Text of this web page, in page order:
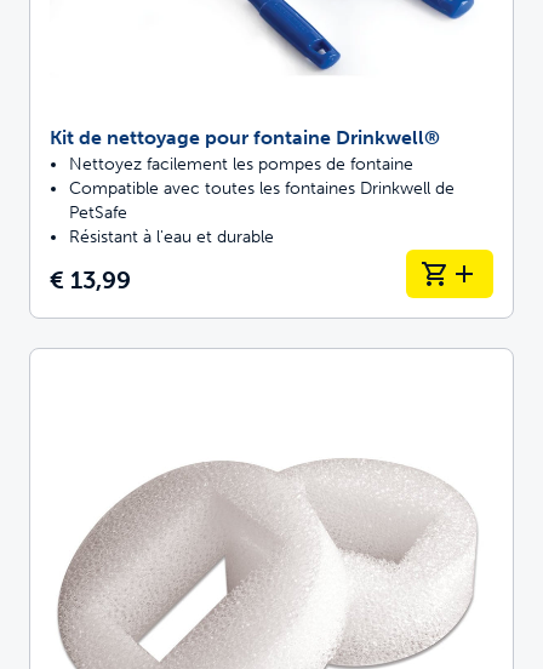
Kit de nettoyage pour fontaine Drinkwell®
Nettoyez facilement les pompes de fontaine
Compatible avec toutes les fontaines Drinkwell de
PetSafe
Résistant à l'eau et durable
€ 13,99